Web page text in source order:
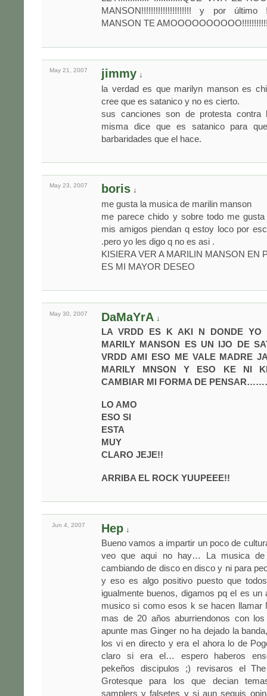
MANSON!!!!!!!!!!!!!!!!!!!!! y por último
MANSON TE
May 21, 2007 jimmy ↓
la verdad es que marilyn manson es
cree que es satanico y no es cierto.
sus canciones son de protesta
misma dice que es satanico para
barbaridades que el hace.
May 23, 2007 boris ↓
me gusta la musica de marilin manson
me parece chido y sobre todo me
mis amigos piendan q estoy loco por
.pero yo les digo q no es asi .
KISIERA VER A MARILIN MANSON EN
ES MI MAYOR DESEO
May 30, 2007 DaMaYrA ↓
LA VRDD ES K AKI N DONDE YO
MARILY MANSON ES UN IJO DE
VRDD AMI ESO ME VALE MADRE
MARILY MNSON Y ESO KE NI
CAMBIAR MI FORMA DE
LO AMO
ESO SI
ESTA
MUY
CLARO JEJE!!
ARRIBA EL ROCK YUUPEEE!!
Jun 4, 2007 Hep ↓
Bueno vamos a impartir un poco de
veo que aqui no hay… La musica de
cambiando de disco en disco y ni para
y eso es algo positivo puesto que
igualmente buenos, digamos pq el es un
musico si como esos k se hacen llamar
mas de 20 años aburriendonos con
apunte mas Ginger no ha dejado la
los vi en directo y era el ahora lo de
claro si era el… espero haberos
pekeños discipulos ;) revisaros el
Grotesque para los que decian
samplers y falsetes y si aun seguis